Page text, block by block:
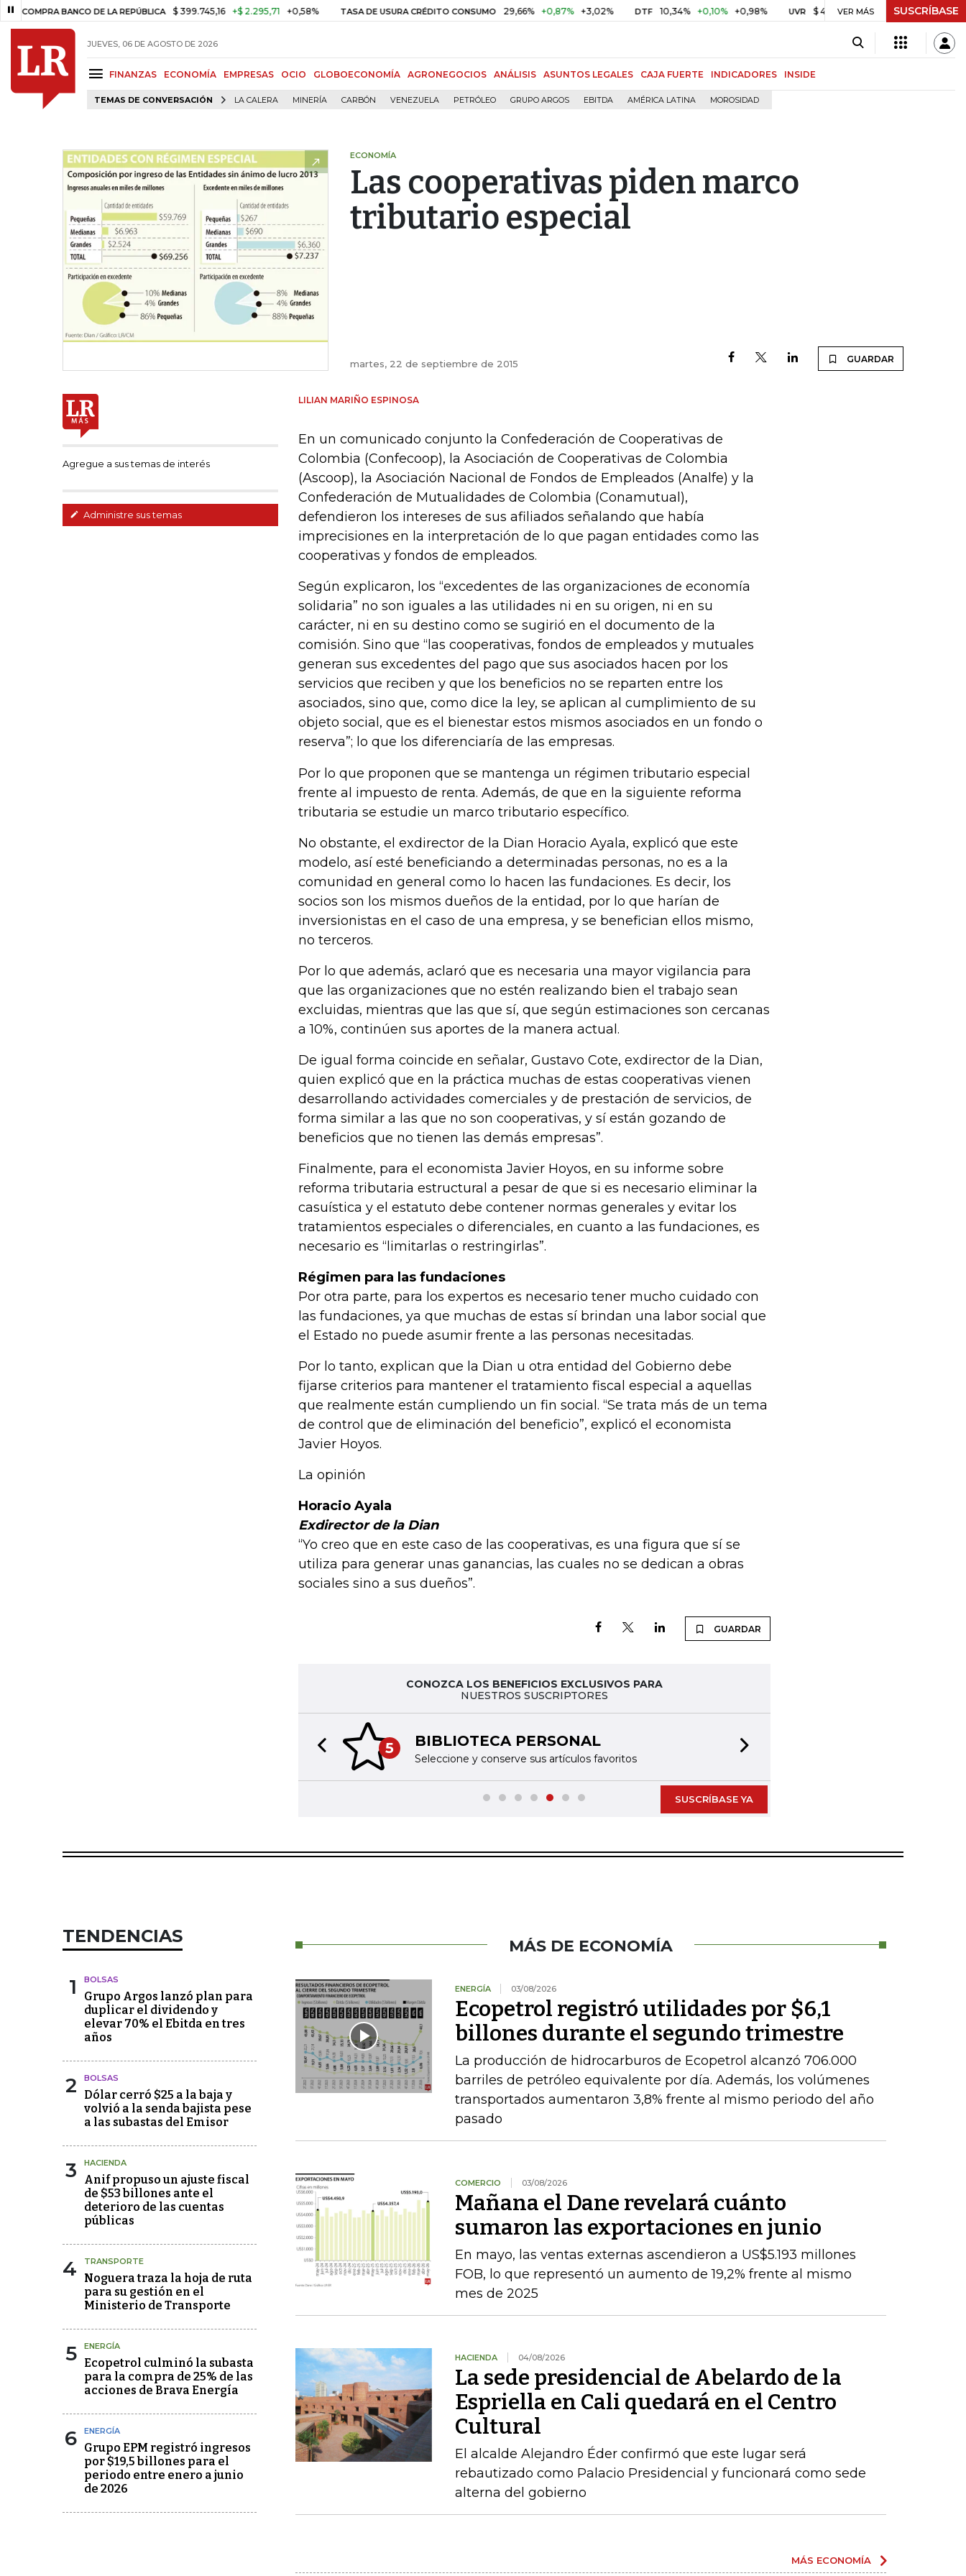
BANCO DE LA REPÚBLICA $ 399.745,16 +$ 2.295,71 +0,58% TASA DE USURA CRÉDITO CONSUMO 29,66% +0,87% +3,02% DTF 10,34% +0,10% +0,98% UVR $ 416,86 +$ 0,05 +0,01% BITCOIN
VER MÁS SUSCRÍBASE
JUEVES, 06 DE AGOSTO DE 2026
FINANZAS ECONOMÍA EMPRESAS OCIO GLOBOECONOMÍA AGRONEGOCIOS ANÁLISIS ASUNTOS LEGALES CAJA FUERTE INDICADORES INSIDE
TEMAS DE CONVERSACIÓN LA CALERA MINERÍA CARBÓN VENEZUELA PETRÓLEO GRUPO ARGOS EBITDA AMÉRICA LATINA MOROSIDAD
ECONOMÍA
Las cooperativas piden marco
tributario especial
martes, 22 de septiembre de 2015 GUARDAR
Agregue a sus temas de interés
Administre sus temas
LILIAN MARIÑO ESPINOSA
En un comunicado conjunto la Confederación de Cooperativas de
Colombia (Confecoop), la Asociación de Cooperativas de Colombia
(Ascoop), la Asociación Nacional de Fondos de Empleados (Analfe) y la
Confederación de Mutualidades de Colombia (Conamutual),
defendieron los intereses de sus afiliados señalando que había
imprecisiones en la interpretación de lo que pagan entidades como las
cooperativas y fondos de empleados.
Según explicaron, los “excedentes de las organizaciones de economía
solidaria” no son iguales a las utilidades ni en su origen, ni en su
carácter, ni en su destino como se sugirió en el documento de la
comisión. Sino que “las cooperativas, fondos de empleados y mutuales
generan sus excedentes del pago que sus asociados hacen por los
servicios que reciben y que los beneficios no se reparten entre los
asociados, sino que, como dice la ley, se aplican al cumplimiento de su
objeto social, que es el bienestar estos mismos asociados en un fondo o
reserva”; lo que los diferenciaría de las empresas.
Por lo que proponen que se mantenga un régimen tributario especial
frente al impuesto de renta. Además, de que en la siguiente reforma
tributaria se estudie un marco tributario específico.
No obstante, el exdirector de la Dian Horacio Ayala, explicó que este
modelo, así esté beneficiando a determinadas personas, no es a la
comunidad en general como lo hacen las fundaciones. Es decir, los
socios son los mismos dueños de la entidad, por lo que harían de
inversionistas en el caso de una empresa, y se benefician ellos mismo,
no terceros.
Por lo que además, aclaró que es necesaria una mayor vigilancia para
que las organizaciones que no estén realizando bien el trabajo sean
excluidas, mientras que las que sí, que según estimaciones son cercanas
a 10%, continúen sus aportes de la manera actual.
De igual forma coincide en señalar, Gustavo Cote, exdirector de la Dian,
quien explicó que en la práctica muchas de estas cooperativas vienen
desarrollando actividades comerciales y de prestación de servicios, de
forma similar a las que no son cooperativas, y sí están gozando de
beneficios que no tienen las demás empresas”.
Finalmente, para el economista Javier Hoyos, en su informe sobre
reforma tributaria estructural a pesar de que si es necesario eliminar la
casuística y el estatuto debe contener normas generales y evitar los
tratamientos especiales o diferenciales, en cuanto a las fundaciones, es
necesario es “limitarlas o restringirlas”.
Régimen para las fundaciones
Por otra parte, para los expertos es necesario tener mucho cuidado con
las fundaciones, ya que muchas de estas sí brindan una labor social que
el Estado no puede asumir frente a las personas necesitadas.
Por lo tanto, explican que la Dian u otra entidad del Gobierno debe
fijarse criterios para mantener el tratamiento fiscal especial a aquellas
que realmente están cumpliendo un fin social. “Se trata más de un tema
de control que de eliminación del beneficio”, explicó el economista
Javier Hoyos.
La opinión
Horacio Ayala
Exdirector de la Dian
“Yo creo que en este caso de las cooperativas, es una figura que sí se
utiliza para generar unas ganancias, las cuales no se dedican a obras
sociales sino a sus dueños”.
GUARDAR
CONOZCA LOS BENEFICIOS EXCLUSIVOS PARA
NUESTROS SUSCRIPTORES
5 BIBLIOTECA PERSONAL
Seleccione y conserve sus artículos favoritos
Previous slide
SUSCRÍBASE YA
TENDENCIAS
1 BOLSAS
Grupo Argos lanzó plan para
duplicar el dividendo y
elevar 70% el Ebitda en tres
años
2 BOLSAS
Dólar cerró $25 a la baja y
volvió a la senda bajista pese
a las subastas del Emisor
3 HACIENDA
Anif propuso un ajuste fiscal
de $53 billones ante el
deterioro de las cuentas
públicas
4 TRANSPORTE
Noguera traza la hoja de ruta
para su gestión en el
Ministerio de Transporte
5 ENERGÍA
Ecopetrol culminó la subasta
para la compra de 25% de las
acciones de Brava Energía
6 ENERGÍA
Grupo EPM registró ingresos
por $19,5 billones para el
periodo entre enero a junio
de 2026
MÁS DE ECONOMÍA
ENERGÍA 03/08/2026
Ecopetrol registró utilidades por $6,1
billones durante el segundo trimestre
La producción de hidrocarburos de Ecopetrol alcanzó 706.000
barriles de petróleo equivalente por día. Además, los volúmenes
transportados aumentaron 3,8% frente al mismo periodo del año
pasado
COMERCIO 03/08/2026
Mañana el Dane revelará cuánto
sumaron las exportaciones en junio
En mayo, las ventas externas ascendieron a US$5.193 millones
FOB, lo que representó un aumento de 19,2% frente al mismo
mes de 2025
HACIENDA 04/08/2026
La sede presidencial de Abelardo de la
Espriella en Cali quedará en el Centro
Cultural
El alcalde Alejandro Éder confirmó que este lugar será
rebautizado como Palacio Presidencial y funcionará como sede
alterna del gobierno
MÁS ECONOMÍA